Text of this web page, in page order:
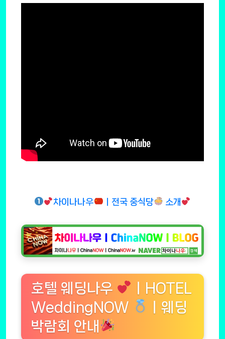
차이나나우 ㅣ전국 중식당 소개
호텔 웨딩나우
ㅣHOTEL
WeddingNOW
ㅣ웨딩
박람회 안내